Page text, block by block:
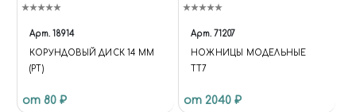
Арт. 18914
КОРУНДОВЫЙ ДИСК 14 ММ
(РТ)
от 80 ₽
Арт. 71207
НОЖНИЦЫ МОДЕЛЬНЫЕ
TT7
от 2040 ₽